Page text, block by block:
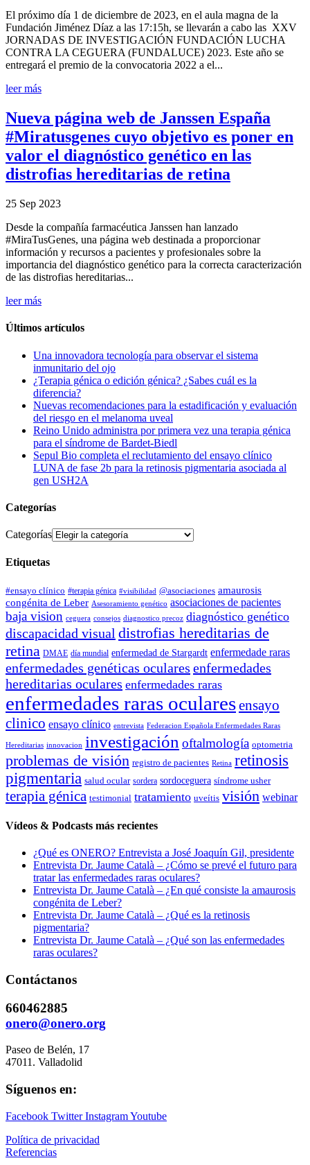
El próximo día 1 de diciembre de 2023, en el aula magna de la
Fundación Jiménez Díaz a las 17:15h, se llevarán a cabo las XXV
JORNADAS DE INVESTIGACIÓN FUNDACIÓN LUCHA
CONTRA LA CEGUERA (FUNDALUCE) 2023. Este año se
entregará el premio de la convocatoria 2022 a el...
leer más
Nueva página web de Janssen España
#Miratusgenes cuyo objetivo es poner en
valor el diagnóstico genético en las
distrofias hereditarias de retina
25 Sep 2023
Desde la compañía farmacéutica Janssen han lanzado
#MiraTusGenes, una página web destinada a proporcionar
información y recursos a pacientes y profesionales sobre la
importancia del diagnóstico genético para la correcta caracterización
de las distrofias hereditarias...
leer más
Últimos artículos
Una innovadora tecnología para observar el sistema
inmunitario del ojo
¿Terapia génica o edición génica? ¿Sabes cuál es la
diferencia?
Nuevas recomendaciones para la estadificación y evaluación
del riesgo en el melanoma uveal
Reino Unido administra por primera vez una terapia génica
para el síndrome de Bardet-Biedl
Sepul Bio completa el reclutamiento del ensayo clínico
LUNA de fase 2b para la retinosis pigmentaria asociada al
gen USH2A
Categorías
Categorías
Etiquetas
#ensayo clínico #terapia génica #visibilidad @asociaciones amaurosis
congénita de Leber Asesoramiento genético asociaciones de pacientes
baja vision ceguera consejos diagnostico precoz diagnóstico genético
discapacidad visual distrofias hereditarias de
retina DMAE día mundial enfermedad de Stargardt enfermedade raras
enfermedades genéticas oculares enfermedades
hereditarias oculares enfermedades raras
enfermedades raras ocularesensayo
clinico ensayo clínico entrevista Federacion Española Enfermedades Raras
Hereditarias innovacion investigación oftalmología optometria
problemas de visión registro de pacientes Retina retinosis
pigmentaria salud ocular sordera sordoceguera síndrome usher
terapia génica testimonial tratamiento uveítis visión webinar
Vídeos & Podcasts más recientes
¿Qué es ONERO? Entrevista a José Joaquín Gil, presidente
Entrevista Dr. Jaume Català – ¿Cómo se prevé el futuro para
tratar las enfermedades raras oculares?
Entrevista Dr. Jaume Català – ¿En qué consiste la amaurosis
congénita de Leber?
Entrevista Dr. Jaume Català – ¿Qué es la retinosis
pigmentaria?
Entrevista Dr. Jaume Català – ¿Qué son las enfermedades
raras oculares?
Contáctanos
660462885
onero@onero.org
Paseo de Belén, 17
47011. Valladolid
Síguenos en:
Facebook Twitter InstagramYoutube
Política de privacidad
Referencias